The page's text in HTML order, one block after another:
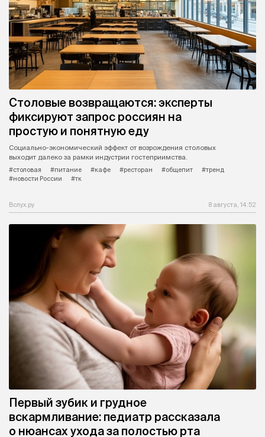
Столовые возвращаются: эксперты
фиксируют запрос россиян на
простую и понятную еду
Социально-экономический эффект от возрождения столовых
выходит далеко за рамки индустрии гостеприимства.
#столовая
#питание #кафе #ресторан #общепит
#тренд
#новости России
#тк
Вслух.ру 8 августа, 14:52
Первый зубик и грудное
вскармливание: педиатр рассказала
о нюансах ухода за полостью рта